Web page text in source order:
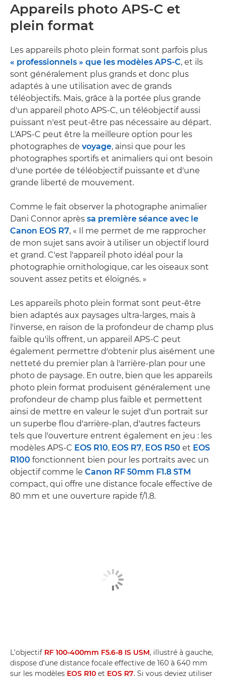
Appareils photo APS-C et
plein format
Les appareils photo plein format sont parfois plus
« professionnels » que les modèles APS-C, et ils
sont généralement plus grands et donc plus
adaptés à une utilisation avec de grands
téléobjectifs. Mais, grâce à la portée plus grande
d'un appareil photo APS-C, un téléobjectif aussi
puissant n'est peut-être pas nécessaire au départ.
L'APS-C peut être la meilleure option pour les
photographes de voyage, ainsi que pour les
photographes sportifs et animaliers qui ont besoin
d'une portée de téléobjectif puissante et d'une
grande liberté de mouvement.
Comme le fait observer la photographe animalier
Dani Connor après sa première séance avec le
Canon EOS R7, « Il me permet de me rapprocher
de mon sujet sans avoir à utiliser un objectif lourd
et grand. C'est l'appareil photo idéal pour la
photographie ornithologique, car les oiseaux sont
souvent assez petits et éloignés. »
Les appareils photo plein format sont peut-être
bien adaptés aux paysages ultra-larges, mais à
l'inverse, en raison de la profondeur de champ plus
faible qu'ils offrent, un appareil APS-C peut
également permettre d'obtenir plus aisément une
netteté du premier plan à l'arrière-plan pour une
photo de paysage. En outre, bien que les appareils
photo plein format produisent généralement une
profondeur de champ plus faible et permettent
ainsi de mettre en valeur le sujet d'un portrait sur
un superbe flou d'arrière-plan, d'autres facteurs
tels que l'ouverture entrent également en jeu : les
modèles APS-C EOS R10, EOS R7, EOS R50 et EOS
R100 fonctionnent bien pour les portraits avec un
objectif comme le Canon RF 50mm F1.8 STM
compact, qui offre une distance focale effective de
80 mm et une ouverture rapide f/1.8.
L'objectif RF 100-400mm F5.6-8 IS USM, illustré à gauche,
dispose d'une distance focale effective de 160 à 640 mm
sur les modèles EOS R10 et EOS R7. Si vous deviez utiliser